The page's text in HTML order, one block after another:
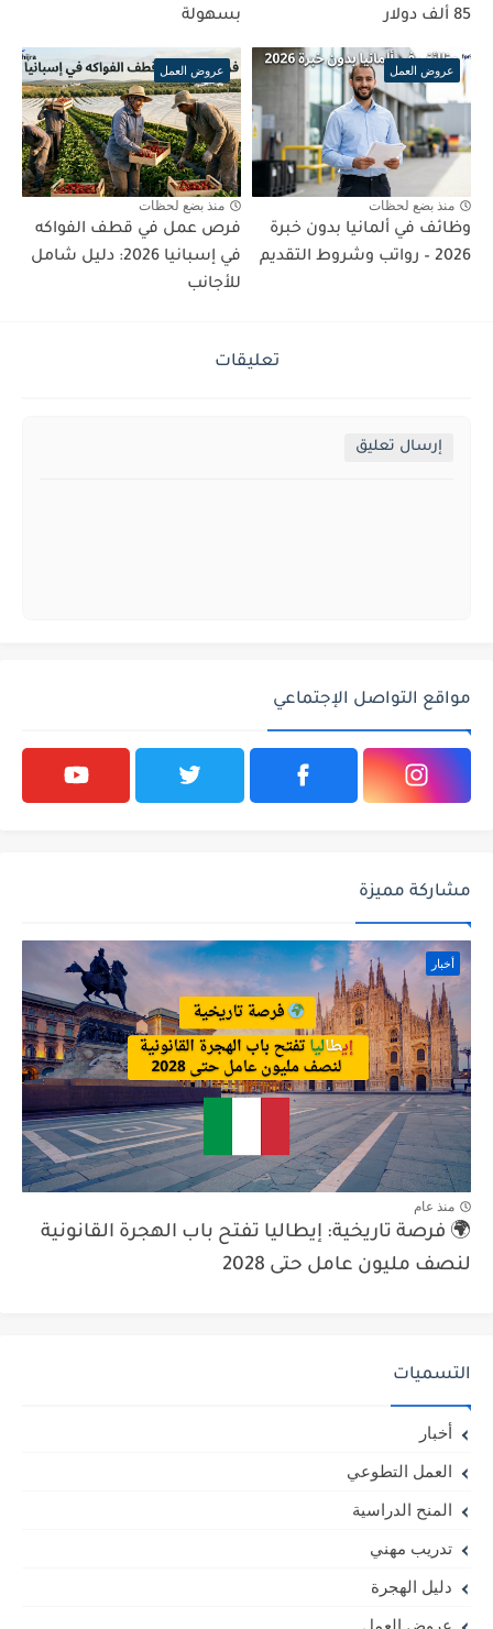
85 ألف دولار
بسهولة
عروض العمل
منذ بضع لحظات
وظائف في ألمانيا بدون خبرة
2026 – رواتب وشروط التقديم
عروض العمل
منذ بضع لحظات
فرص عمل في قطف الفواكه
في إسبانيا 2026: دليل شامل
للأجانب
تعليقات
إرسال تعليق
مواقع التواصل الإجتماعي
مشاركة مميزة
أخبار
منذ عام
🌍 فرصة تاريخية: إيطاليا تفتح باب الهجرة القانونية
لنصف مليون عامل حتى 2028
التسميات
أخبار
العمل التطوعي
المنح الدراسية
تدريب مهني
دليل الهجرة